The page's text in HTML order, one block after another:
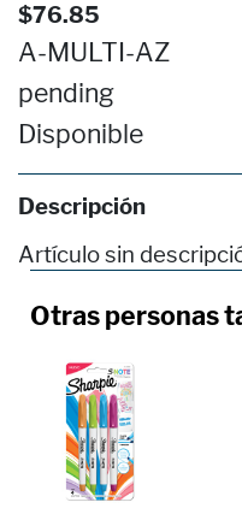
$76.85
A-MULTI-AZ
pending
Disponible
Descripción
Artículo sin
Otras personas